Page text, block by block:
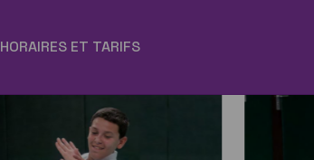
HORAIRES ET TARIFS